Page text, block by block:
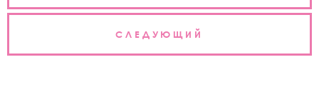
записям
СЛЕДУЮЩИЙ